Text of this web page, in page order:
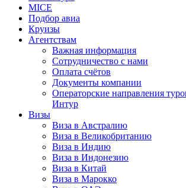
MICE
Подбор авиа
Круизы
Агентствам
Важная информация
Сотрудничество с нами
Оплата счётов
Документы компании
Операторские направления
Интур
Визы
Виза в Австралию
Виза в Великобританию
Виза в Индию
Виза в Индонезию
Виза в Китай
Виза в Марокко